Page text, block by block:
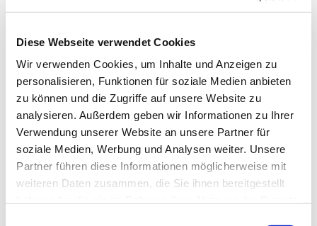
Diese Webseite verwendet Cookies
Wir verwenden Cookies, um Inhalte und Anzeigen zu
personalisieren, Funktionen für soziale Medien anbieten
zu können und die Zugriffe auf unsere Website zu
analysieren. Außerdem geben wir Informationen zu Ihrer
Verwendung unserer Website an unsere Partner für
soziale Medien, Werbung und Analysen weiter. Unsere
Partner führen diese Informationen möglicherweise mit
weiteren Daten zusammen, die Sie ihnen bereitgestellt